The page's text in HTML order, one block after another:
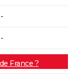
-
-
France ?